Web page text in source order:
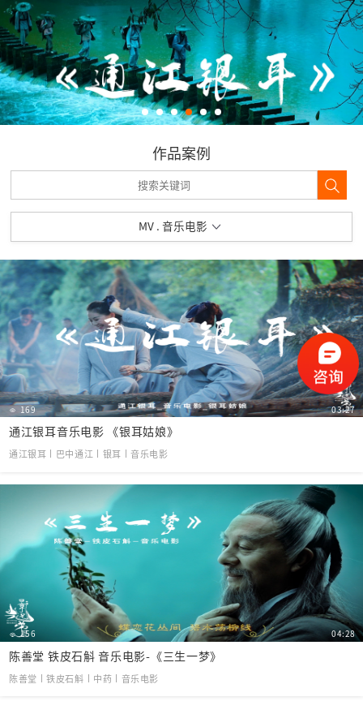
作品案例
MV . 音乐电影
169 03:27
通江银耳音乐电影 《银耳姑娘》
通江银耳丨巴中通江丨银耳丨音乐电影
156 04:28
陈善堂 铁皮石斛 音乐电影-《三生一梦》
陈善堂丨铁皮石斛丨中药丨音乐电影